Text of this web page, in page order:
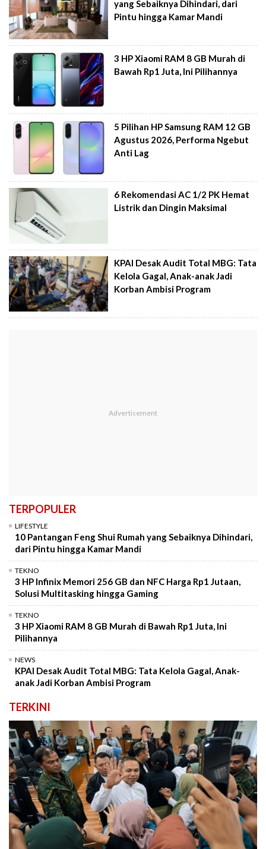
yang Sebaiknya Dihindari, dari
Pintu hingga Kamar Mandi
3 HP Xiaomi RAM 8 GB Murah di
Bawah Rp1 Juta, Ini Pilihannya
5 Pilihan HP Samsung RAM 12 GB
Agustus 2026, Performa Ngebut
Anti Lag
6 Rekomendasi AC 1/2 PK Hemat
Listrik dan Dingin Maksimal
KPAI Desak Audit Total MBG: Tata
Kelola Gagal, Anak-anak Jadi
Korban Ambisi Program
TERPOPULER
LIFESTYLE
10 Pantangan Feng Shui Rumah yang Sebaiknya Dihindari,
dari Pintu hingga Kamar Mandi
TEKNO
3 HP Infinix Memori 256 GB dan NFC Harga Rp1 Jutaan,
Solusi Multitasking hingga Gaming
TEKNO
3 HP Xiaomi RAM 8 GB Murah di Bawah Rp1 Juta, Ini
Pilihannya
NEWS
KPAI Desak Audit Total MBG: Tata Kelola Gagal, Anak-
anak Jadi Korban Ambisi Program
TERKINI